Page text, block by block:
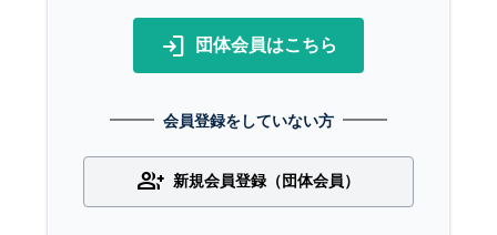
login 団体会員はこちら
会員登録をしていない方
group_add 新規会員登録（団体会員）